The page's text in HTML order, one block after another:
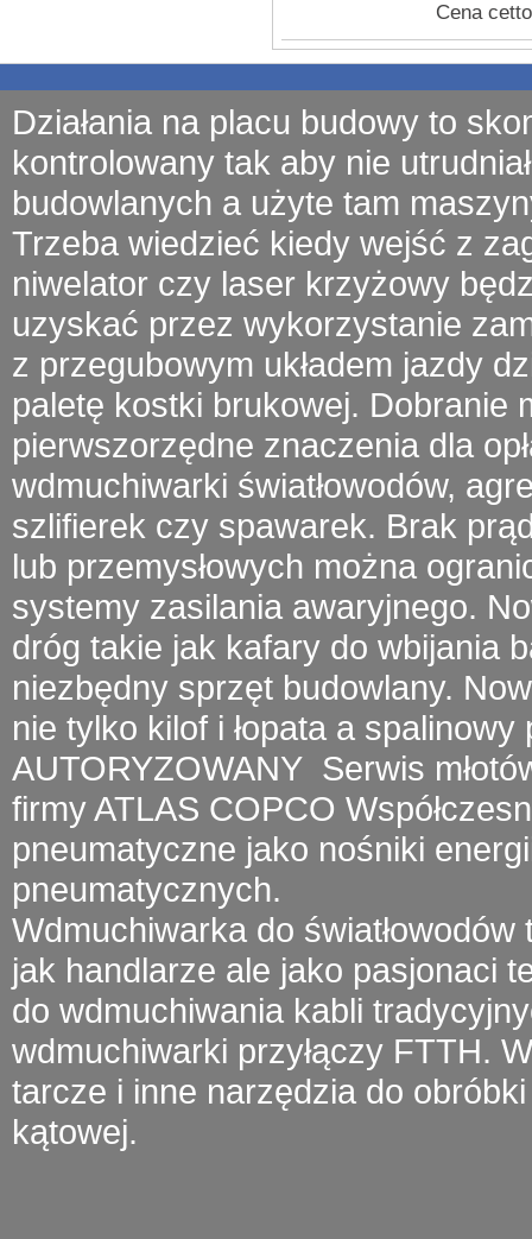
Cena
Działania na placu budowy to
kontrolowany tak aby nie
budowlanych a użyte tam
Trzeba wiedzieć kiedy wejść z
niwelator czy laser krzyżowy
uzyskać przez wykorzystanie
z przegubowym układem jazdy
paletę kostki brukowej. Dobranie
pierwszorzędne znaczenia dla
wdmuchiwarki światłowodów,
szlifierek czy spawarek. Brak
lub przemysłowych można
systemy zasilania awaryjnego.
dróg takie jak kafary do wbijania
niezbędny sprzęt budowlany.
nie tylko kilof i łopata a spalinowy
AUTORYZOWANY Serwis
firmyATLAS COPCO
pneumatyczne jako nośniki
pneumatycznych.
Wdmuchiwarka do światłowodów
jak handlarze ale jako pasjonaci
do wdmuchiwania kabli
wdmuchiwarki przyłączy FTTH.
tarcze i inne narzędzia do
kątowej.